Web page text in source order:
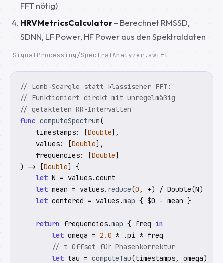
FFT nötig)
HRVMetricsCalculator– Berechnet RMSSD,
SDNN, LF Power, HF Power aus den Spektraldaten
SignalProcessing/SpectralAnalyzer.swift
// Lomb-Scargle statt klassischer FFT:
// Funktioniert direkt mit unregelmäßig
// getakteten RR-Intervallen
func computeSpectrum(
    timestamps: [
Double],
    values: [
Double],
    frequencies: [
Double]
) -> [Double] {
let N = values.count
let mean = values. reduce(0 , +) / Double(N)
let centered = values.map { $0 - mean }
return frequencies.map { freq in
let omega = 2.0 * .pi * freq
// τ Offset für Phasenkorrektur
let tau = computeTau(timestamps, omega)